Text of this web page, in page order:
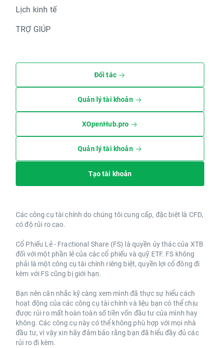
Lịch kinh tế
TRỢ GIÚP
Đối tác
Quản lý tài khoản
XOpenHub.pro
Quản lý tài khoản
Tạo tài khoản
Các công cụ tài chính do chúng tôi cung cấp, đặc biệt là CFD,
có độ rủi ro cao.
Cổ Phiếu Lẻ - Fractional Share (FS) là quyền ủy thác của XTB
đối với một phần lẻ của các cổ phiếu và quỹ ETF. FS không
phải là một công cụ tài chính riêng biệt, quyền lợi cổ đông đi
kèm với FS cũng bị giới hạn.
Bạn nên cân nhắc kỹ càng xem mình đã thực sự hiểu cách
hoạt động của các công cụ tài chính và liệu bạn có thể chịu
được rủi ro mất hoàn toàn số tiền vốn đầu tư của mình hay
không. Các công cụ này có thể không phù hợp với mọi nhà
đầu tư, vì vậy xin hãy đảm bảo rằng bạn đã hiểu đầy đủ các
rủi ro đi kèm.